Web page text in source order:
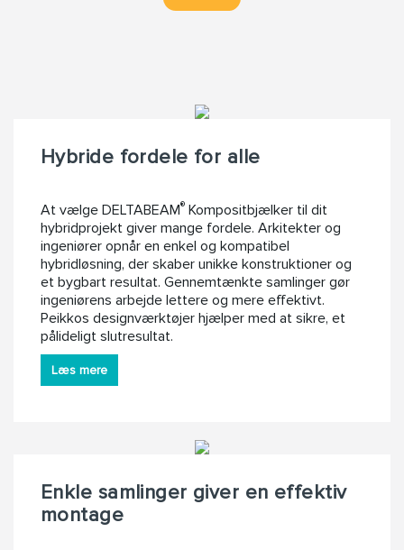
Hybride fordele for alle
At vælge DELTABEAM® Kompositbjælker til dit
hybridprojekt giver mange fordele. Arkitekter og
ingeniører opnår en enkel og kompatibel
hybridløsning, der skaber unikke konstruktioner og
et bygbart resultat. Gennemtænkte samlinger gør
ingeniørens arbejde lettere og mere effektivt.
Peikkos designværktøjer hjælper med at sikre, et
pålideligt slutresultat.
Læs mere
Enkle samlinger giver en effektiv
montage